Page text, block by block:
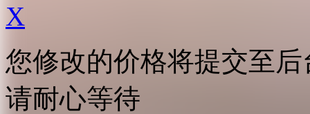
X
您修改的价格将提交至
请耐心等待